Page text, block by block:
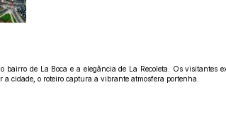
de La Boca e a elegância de La Recoleta. Os
cidade, o roteiro captura a vibrante atmosfera portenha.